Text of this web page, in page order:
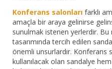
Konferans salonları farklı
amaçla bir araya gelinirse
sunulmak istenen yerlerdir. Bu
tasarımında tercih edilen
önemli unsurlardır. Konferans
kullanılacak olan sandalye hem